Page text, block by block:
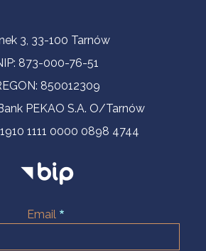
3, 33-100 Tarnów
873-000-76-51
850012309
PEKAO S.A. O/Tarnów
1111 0000 0898 4744
Email